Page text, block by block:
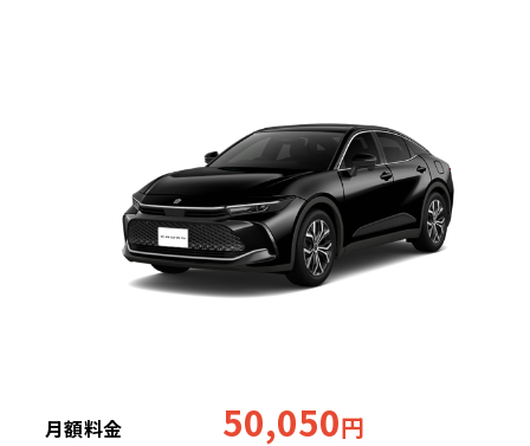
月額料金 50,050円